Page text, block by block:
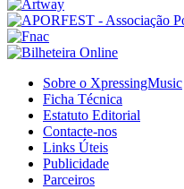
Sobre o XpressingMusic
Ficha Técnica
Estatuto Editorial
Contacte-nos
Links Úteis
Publicidade
Parceiros